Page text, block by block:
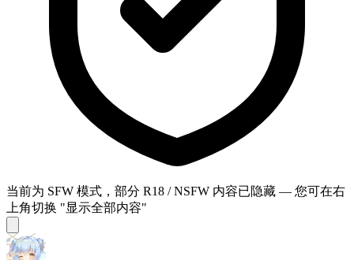
当前为 SFW 模式，部分 R18 / NSFW 内容已隐藏 — 您可在右
上角切换 "显示全部内容"